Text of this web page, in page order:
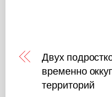
Двух
временно
территорий